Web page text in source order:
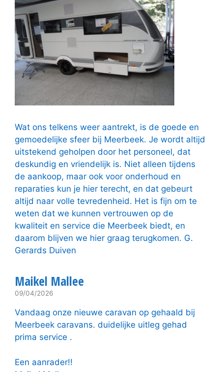
Wat ons telkens weer aantrekt, is de goede en
gemoedelijke sfeer bij Meerbeek. Je wordt altijd
uitstekend geholpen door het personeel, dat
deskundig en vriendelijk is. Niet alleen tijdens
de aankoop, maar ook voor onderhoud en
reparaties kun je hier terecht, en dat gebeurt
altijd naar volle tevredenheid. Het is fijn om te
weten dat we kunnen vertrouwen op de
kwaliteit en service die Meerbeek biedt, en
daarom blijven we hier graag terugkomen. G.
Gerards Duiven
Maikel Mallee
09/04/2026
Vandaag onze nieuwe caravan op gehaald bij
Meerbeek caravans. duidelijke uitleg gehad
prima service .
Een aanrader!!